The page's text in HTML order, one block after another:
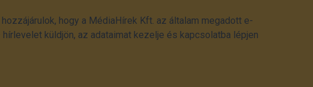
hogy a MédiaHírek Kft. az általam megadott e-
küldjön, az adataimat kezelje és kapcsolatba lépjen